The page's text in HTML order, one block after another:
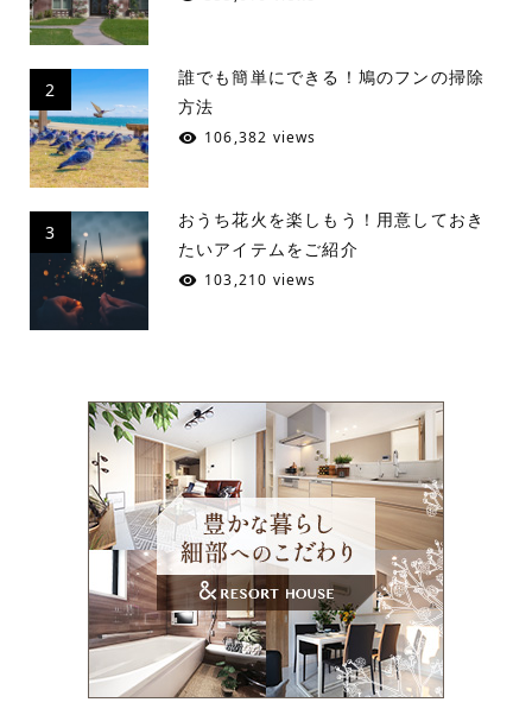
2
誰でも簡単にできる！鳩のフンの掃除
方法
106,382 views
3
おうち花火を楽しもう！用意しておき
たいアイテムをご紹介
103,210 views